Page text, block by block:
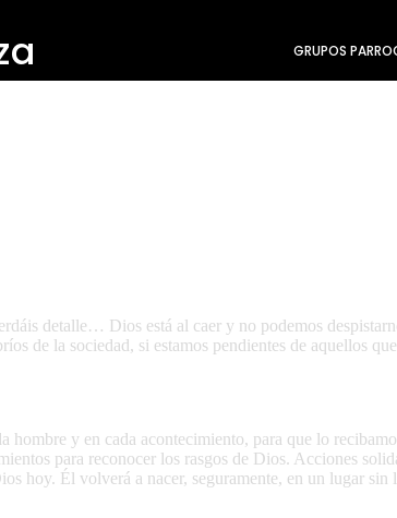
GRUPOS
detalle… Dios está al caer y no podemos
de la sociedad, si estamos pendientes de aquellos
y en cada acontecimiento, para que lo
para reconocer los rasgos de Dios. Acciones
hoy. Él volverá a nacer, seguramente, en un lugar